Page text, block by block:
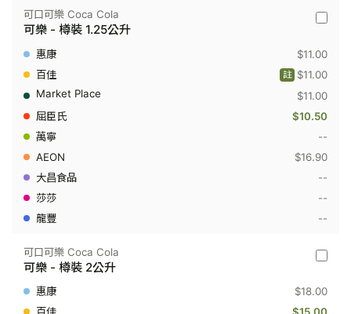
可
可
樂
Coca
-
可
樂
裝
升
可口可樂 Coca Cola
可樂 - 樽裝 1.25公升
$11.00
$11.00
註
$11.00
$10.50
--
$16.90
--
--
--
可
可
樂
Coca
可口可樂 Coca Cola
可樂 - 樽裝 2公升
$18.00